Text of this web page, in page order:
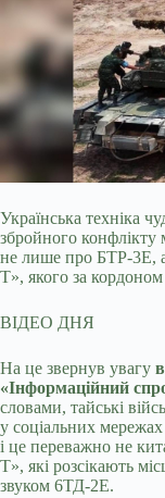
Українська техніка
збройного
не лише про БТР-3Е,
Т», якого за
ВІДЕО ДНЯ
На це звернув увагу
«Інформаційний
словами, тайські
у соціальних
і це переважно не
Т», які розсікають
звуком 6ТД-2Е.